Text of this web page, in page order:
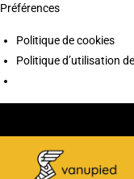
Préférences
Politique de cookies
Politique d’utilisation